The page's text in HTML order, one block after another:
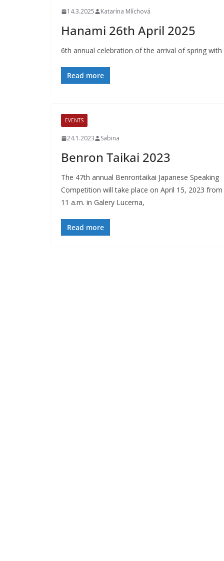
14.3.2025 Katarína Mlíchová
Hanami 26th April 2025
6th annual celebration of the arrival of spring
Read more
EVENTS
24.1.2023 Sabina
Benron Taikai 2023
The 47th annual Benrontaikai Japanese Speaking
Competition will take place on April 15, 2023 from
11 a.m. in Galery Lucerna,
Read more